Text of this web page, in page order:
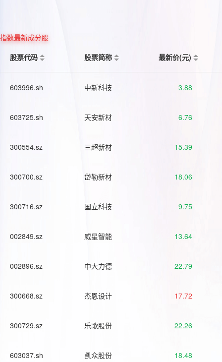
指数最新成分股
股票代码
股票简称 最新价(元)
603996.sh 中新科技 3.88
603725.sh 天安新材 6.76
300554.sz 三超新材 15.39
300700.sz 岱勒新材 18.06
300716.sz 国立科技 9.75
002849.sz 威星智能 13.64
002896.sz 中大力德 22.79
300668.sz 杰恩设计 17.72
300729.sz 乐歌股份 22.26
603037.sh 凯众股份 18.48